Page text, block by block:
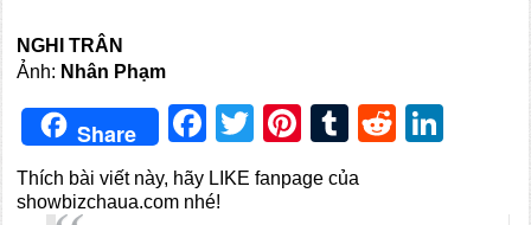
NGHI TRÂN
Ảnh: Nhân Phạm
Share Facebook
TwitterPinterest
TumblrReddit
Thích bài viết này, hãy LIKE fanpage của
showbizchaua.com nhé!